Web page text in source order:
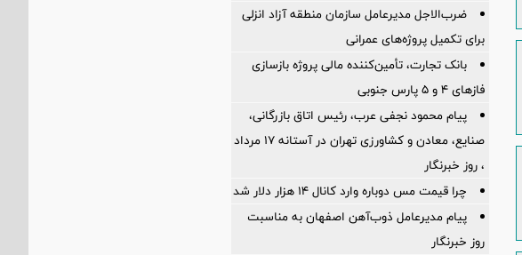
ضرب‌الاجل مدیرعامل سازمان منطقه آزاد انزلی
برای تكمیل پروژه‌های عمرانی
بانک تجارت، تأمین‌کننده مالی پروژه بازسازی
فازهای ۴ و ۵ پارس جنوبی
پیام محمود نجفی عرب، رئیس اتاق بازرگانی،
صنایع، معادن و کشاورزی تهران در آستانه 17 مرداد
، روز خبرنگار
چرا قیمت مس دوباره وارد کانال ۱۴ هزار دلار شد
پیام مدیرعامل ذوب‌آهن اصفهان به مناسبت
روز خبرنگار